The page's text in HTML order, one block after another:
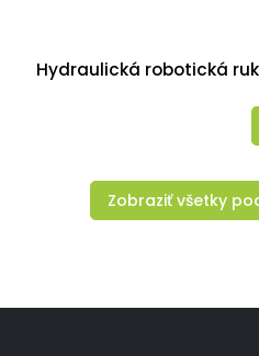
Hydraulická robotická
Zobraziť všetky
Z